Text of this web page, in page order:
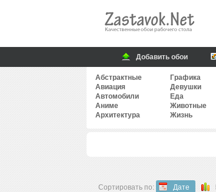
Добавить обои
Абстрактные
Авиация
Автомобили
Аниме
Архитектура
Графика
Девушки
Еда
Животные
Жизнь
Сортировать по: Дате